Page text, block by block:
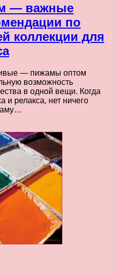
— важные
по
коллекции для
— пижамы оптом
возможность
в одной вещи. Когда
и релакса, нет ничего